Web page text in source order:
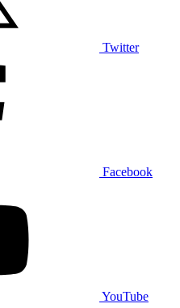
Twitter
Facebook
YouTube